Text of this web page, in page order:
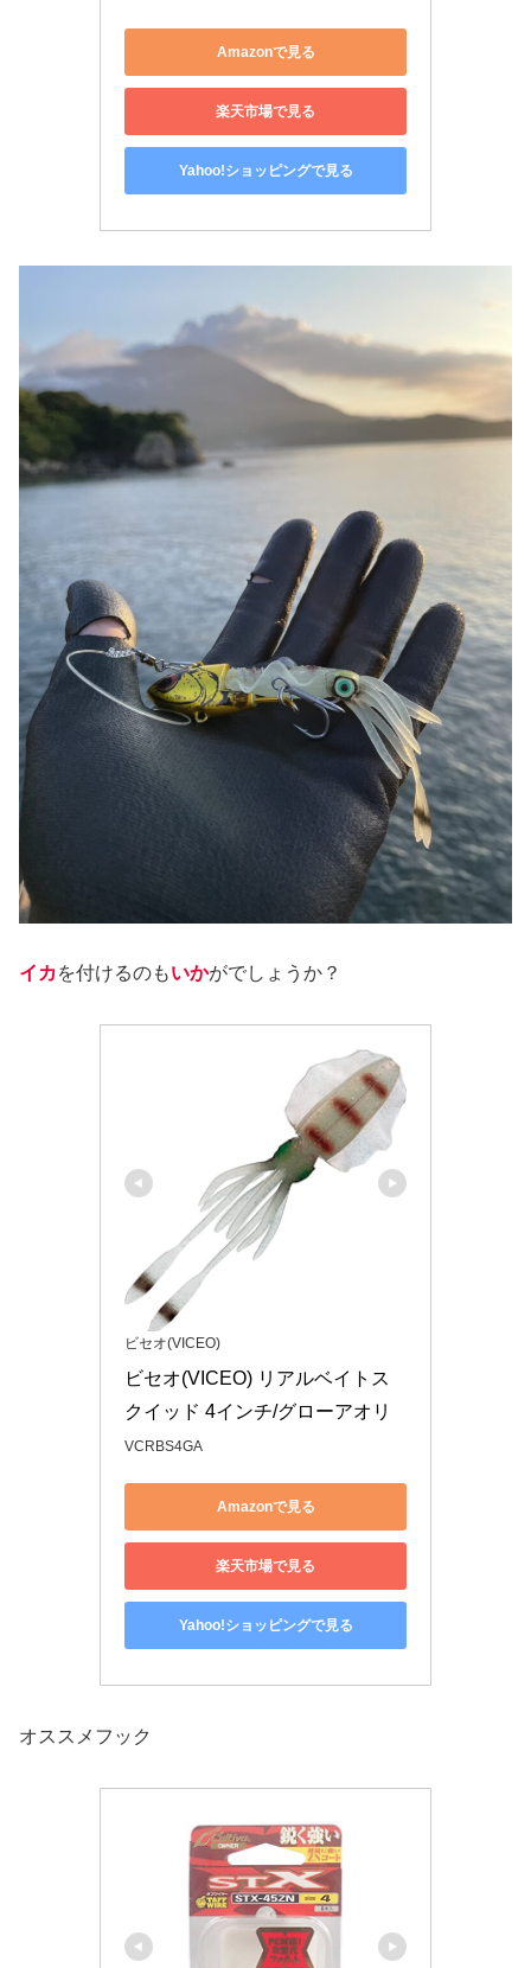
Amazonで見る
楽天市場で見る
Yahoo!ショッピングで見る
イカを付けるのもいかがでしょうか？
ビセオ(VICEO)
ビセオ(VICEO) リアルベイトス
クイッド 4インチ/グローアオリ
VCRBS4GA
Amazonで見る
楽天市場で見る
Yahoo!ショッピングで見る
オススメフック